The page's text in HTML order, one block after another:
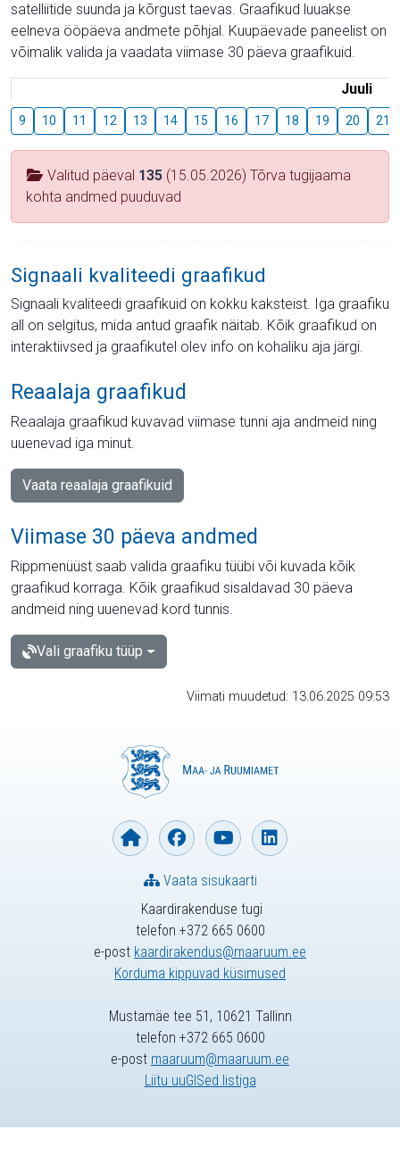
satelliitide suunda ja kõrgust taevas. Graafikud luuakse
eelneva ööpäeva andmete põhjal. Kuupäevade paneelist on
võimalik valida ja vaadata viimase 30 päeva graafikuid.
Juuli
9 10 11 12 13 14 15 16 17 18 19 20 21
Valitud päeval 135 (15.05.2026) Tõrva tugijaama
kohta andmed puuduvad
Signaali kvaliteedi graafikud
Signaali kvaliteedi graafikuid on kokku kaksteist. Iga graafiku
all on selgitus, mida antud graafik näitab. Kõik graafikud on
interaktiivsed ja graafikutel olev info on kohaliku aja järgi.
Reaalaja graafikud
Reaalaja graafikud kuvavad viimase tunni aja andmeid ning
uuenevad iga minut.
Vaata reaalaja graafikuid
Viimase 30 päeva andmed
Rippmenüüst saab valida graafiku tüübi või kuvada kõik
graafikud korraga. Kõik graafikud sisaldavad 30 päeva
andmeid ning uuenevad kord tunnis.
Vali graafiku tüüp
Viimati muudetud: 13.06.2025 09:53
Kaardirakenduse tugi
telefon +372 665 0600
e-post kaardirakendus@maaruum.ee
Korduma kippuvad küsimused
Vaata sisukaarti
Mustamäe tee 51, 10621 Tallinn
telefon +372 665 0600
e-post maaruum@maaruum.ee
Liitu uuGISed listiga